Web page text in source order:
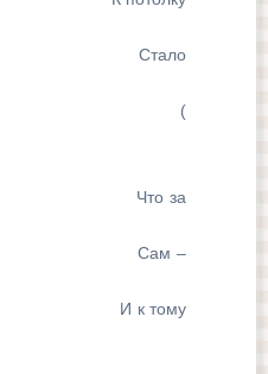
и сор. Стало
(
год Что за
Сам –
И к тому